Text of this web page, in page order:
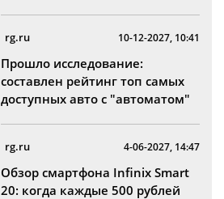
rg.ru 10-12-2027, 10:41
Прошло исследование:
составлен рейтинг топ самых
доступных авто с "автоматом"
rg.ru 4-06-2027, 14:47
Обзор смартфона Infinix Smart
20: когда каждые 500 рублей